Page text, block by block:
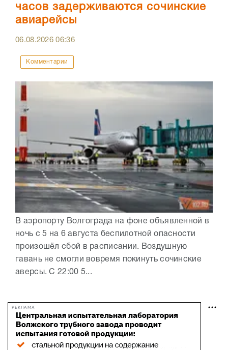
часов задерживаются сочинские
авиарейсы
06.08.202606:36
Комментарии
В аэропорту Волгограда на фоне объявленной в
ночь с 5 на 6 августа беспилотной опасности
произошёл сбой в расписании. Воздушную
гавань не смогли вовремя покинуть сочинские
аверсы. С 22:00 5...
РЕКЛАМА